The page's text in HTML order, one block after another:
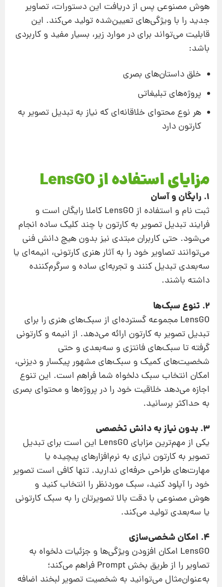
هوش مصنوعی پس از دریافت این دستورات، تصاویر
جدید را با ویژگی‌های تعیین‌شده تولید می‌کند. این
قابلیت می‌تواند برای در موارد زیر، بسیار مفید و کاربردی
باشد:
خلق داستان‌های بصری
پروژه‌های تبلیغاتی
هر نوع محتوای خلاقانه‌ای که نیاز به تبدیل تصویر به
کارتون دارد
مزایای استفاده از LensGO
1. رایگان و آسان
ثبت نام و استفاده از LensGO کاملا رایگان است و
فرایند تبدیل تصویر به کارتون با چند کلیک ساده انجام
می‌شود. حتی کاربران مبتدی نیز بدون هیچ دانش فنی
می‌توانند تصاویر خود را به آثار هنری کارتونی، انیمه‌ای یا
سه‌بعدی تبدیل کنند و تجربه‌ای ساده و سرگرم‌کننده
داشته باشند.
2. تنوع سبک‌ها
LensGO مجموعه گسترده‌ای از سبک‌های هنری را برای
تبدیل تصویر به کارتون ارائه می‌دهد. از انیمه و کارتونی
گرفته تا سبک‌های فانتزی و سه‌بعدی و حتی
شخصیت‌های کمیک و سبک‌های مشهور پیکسار و دیزنی،
امکان انتخاب سبک دلخواه شما فراهم است. این تنوع
اجازه می‌دهد خلاقیت خود را در پروژه‌ها و محتوای بصری
به حداکثر برسانید.
3. بدون نیاز به دانش تخصصی
یکی از مهم‌ترین مزایای LensGO این است برای تبدیل
تصویر به کارتون نیازی به نرم‌افزارهای پیچیده یا
مهارت‌های طراحی حرفه‌ای ندارید. تنها کافی است تصویر
خود را آپلود کنید، سبک موردنظر را انتخاب کنید و
هوش مصنوعی با دقت بالا تصویرتان را به سبک کارتونی
یا سه‌بعدی تولید می‌کند.
4. امکان شخصی‌سازی
LensGO امکان افزودن ویژگی‌ها و جزئیات دلخواه به
تصاویر را از طریق بخش Prompt فراهم می‌کند؛
به‌عنوان‌مثال می‌توانید به شخصیت تصویر لبخند اضافه